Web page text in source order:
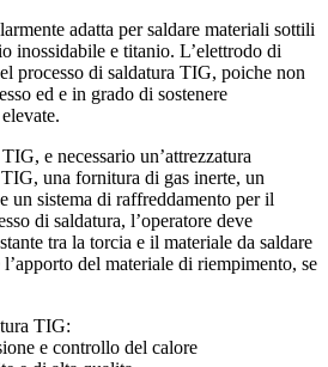
adatta per saldare materiali sottili
inossidabile e titanio. L’elettrodo di
processo di saldatura TIG, poiche non
ed e in grado di sostenere
e necessario un’attrezzatura
una fornitura di gas inerte, un
un sistema di raffreddamento per il
di saldatura, l’operatore deve
tra la torcia e il materiale da saldare
del materiale di riempimento, se
TIG:
e controllo del calore